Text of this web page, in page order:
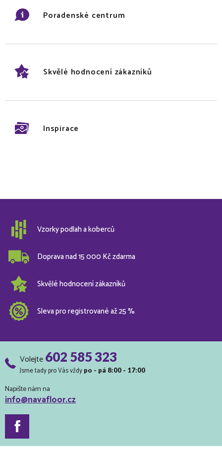
Poradenské centrum
Skvělé hodnocení zákazníků
Inspirace
Vzorky podlah a koberců
Doprava nad 15 000 Kč zdarma
Skvělé hodnocení zákazníků
Sleva pro registrované až 25 %
Volejte602 585 323
Jsme tady pro Vás vždy po - pá 8:00 - 17:00
Napište nám na
info@navafloor.cz